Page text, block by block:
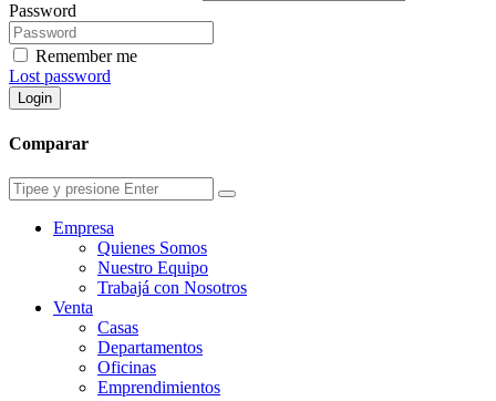
Password
Remember me
Lost password
Login
Comparar
Empresa
Quienes Somos
Nuestro Equipo
Trabajá con Nosotros
Venta
Casas
Departamentos
Oficinas
Emprendimientos